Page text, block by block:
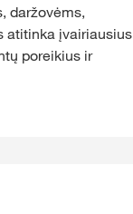
daržovėms,
atitinka įvairiausius
poreikius ir